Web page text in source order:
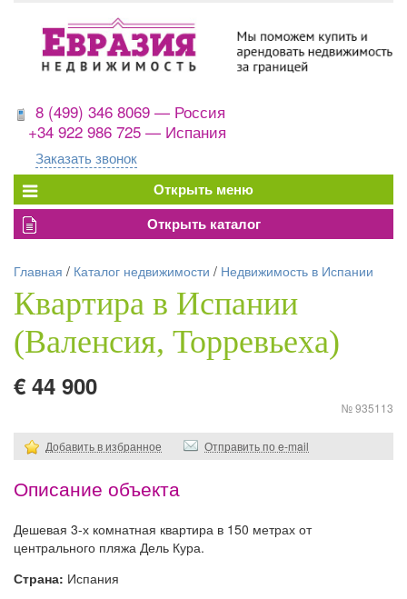
8 (499) 346 8069 — Россия
+34 922 986 725 — Испания
Заказать звонок
Главная / Каталог недвижимости / Недвижимость в Испании
Квартира в Испании
(Валенсия, Торревьеха)
€ 44 900
№ 935113
Добавить в избранное Отправить по e-mail
Описание объекта
Дешевая 3-х комнатная квартира в 150 метрах от
центрального пляжа Дель Кура.
Страна: Испания